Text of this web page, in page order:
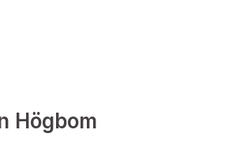
Högbom